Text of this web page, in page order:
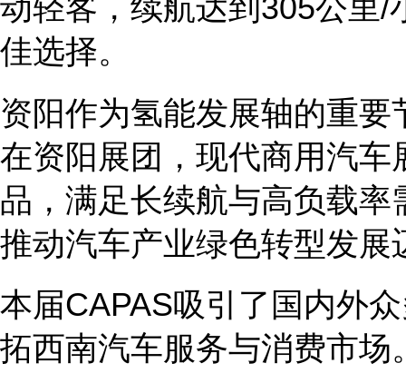
动轻客，续航达到 305公里/
佳选择。
资阳作为氢能发展轴的重
在资阳展团， 现代商用汽车
品，满足长续航与高负载
推动汽车产业绿色转型发展
本届CAPAS吸引了国内外
拓西南汽车服务与消费市